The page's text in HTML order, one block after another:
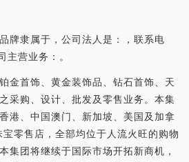
牌隶属于，公司法人是：，联系电
营业务：。
金首饰、黄金装饰品、钻石首饰、天
采购、设计、批发及零售业务。本集
港、中国澳门、新加坡、美国及加拿
零售店，全部均位于人流火旺的购物
集团将继续于国际市场开拓新商机，